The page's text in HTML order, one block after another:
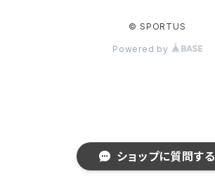
ショップに質問する
タブレットPCアクセサリー
© SPORTUS
Powered by